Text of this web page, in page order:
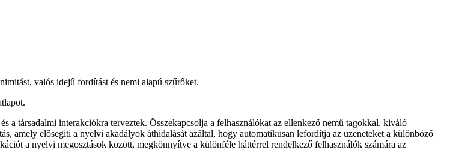
valós idejű fordítást és nemi alapú szűrőket.
a társadalmi interakciókra terveztek. Összekapcsolja a felhasználókat az ellenkező nemű tagokkal, kiváló
amely elősegíti a nyelvi akadályok áthidalását azáltal, hogy automatikusan lefordítja az üzeneteket a különböző
a nyelvi megosztások között, megkönnyítve a különféle háttérrel rendelkező felhasználók számára az